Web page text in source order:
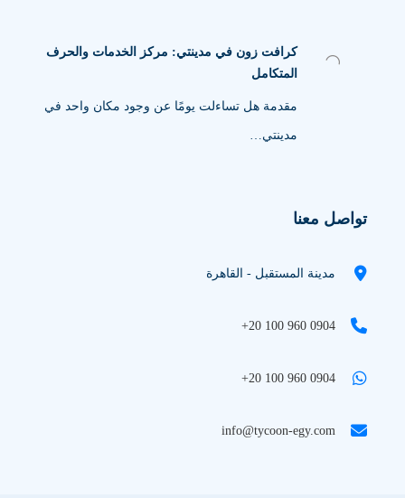
كرافت زون في مدينتي: مركز الخدمات والحرف
المتكامل
مقدمة هل تساءلت يومًا عن وجود مكان واحد في
مدينتي…
تواصل معنا
مدينة المستقبل - القاهرة
+20 100 960 0904
+20 100 960 0904
info@tycoon-egy.com